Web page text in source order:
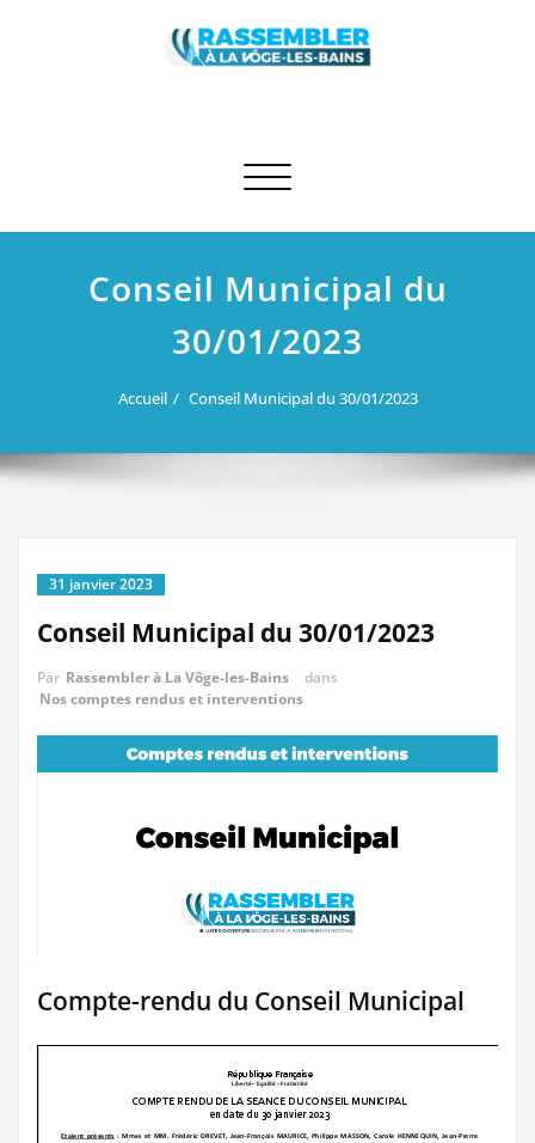
Afficher/masquer la navigation
Conseil Municipal du
30/01/2023
Accueil Conseil Municipal du 30/01/2023
31 janvier 2023
Conseil Municipal du 30/01/2023
Par Rassembler à La Vôge-les-Bains
dans
Nos comptes rendus et interventions
Compte-rendu du Conseil Municipal